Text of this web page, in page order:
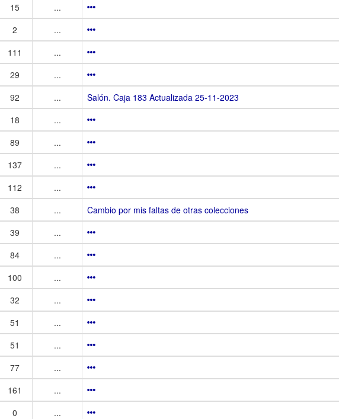
15
...
2
...
111
...
29
...
92 ...
Salón. Caja 183 Actualizada 25-11-2023
18
...
89
...
137
...
112
...
38 ...
Cambio por mis faltas de otras colecciones
39
...
84
...
100
...
32
...
51
...
51
...
77
...
161
...
0
...